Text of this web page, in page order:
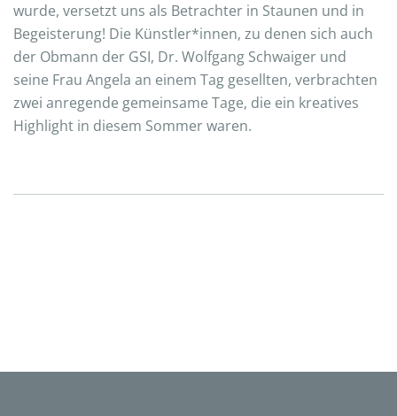
wurde, versetzt uns als Betrachter in Staunen und in
Begeisterung! Die Künstler*innen, zu denen sich auch
der Obmann der GSI, Dr. Wolfgang Schwaiger und
seine Frau Angela an einem Tag gesellten, verbrachten
zwei anregende gemeinsame Tage, die ein kreatives
Highlight in diesem Sommer waren.